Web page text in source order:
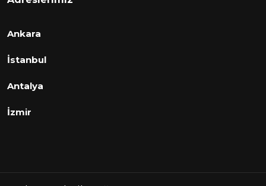
Ankara
İstanbul
Antalya
İzmir